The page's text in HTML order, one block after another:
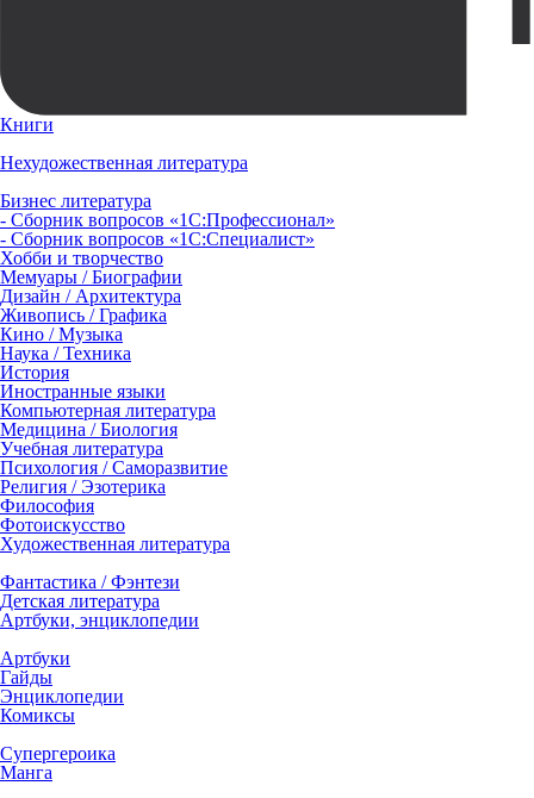
Книги
Нехудожественная литература
Бизнес литература
- Сборник вопросов «1С:Профессионал»
- Сборник вопросов «1С:Специалист»
Хобби и творчество
Мемуары / Биографии
Дизайн / Архитектура
Живопись / Графика
Кино / Музыка
Наука / Техника
История
Иностранные языки
Компьютерная литература
Медицина / Биология
Учебная литература
Психология / Саморазвитие
Религия / Эзотерика
Философия
Фотоискусство
Художественная литература
Фантастика / Фэнтези
Детская литература
Артбуки, энциклопедии
Артбуки
Гайды
Энциклопедии
Комиксы
Супергероика
Манга